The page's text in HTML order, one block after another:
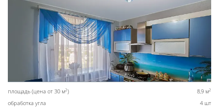
площадь (цена от 30 м2) 8,9 м2
обработка угла 4 шт